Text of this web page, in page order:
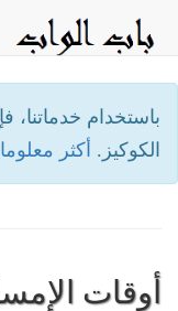
باستخدام خدماتنا،
الكوكيز. أكثر
أوقات